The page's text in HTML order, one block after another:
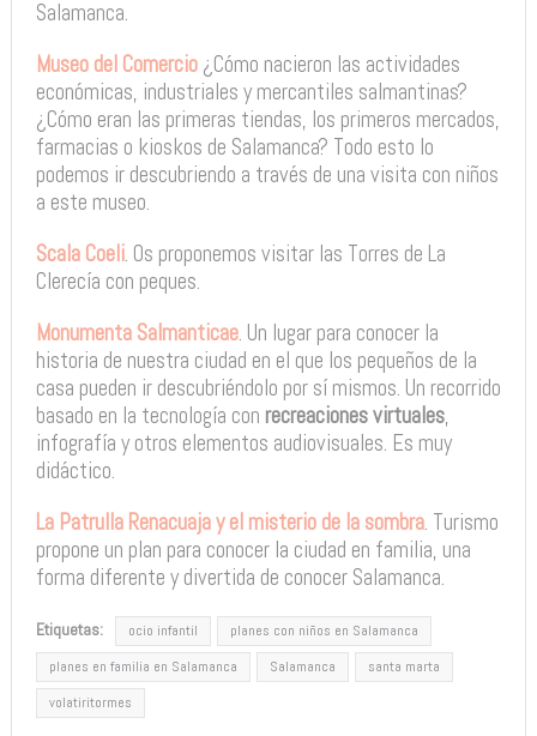
Salamanca.
Museo del Comercio¿Cómo nacieron las actividades
económicas, industriales y mercantiles salmantinas?
¿Cómo eran las primeras tiendas, los primeros mercados,
farmacias o kioskos de Salamanca? Todo esto lo
podemos ir descubriendo a través de una visita con niños
a este museo.
Scala Coeli. Os proponemos visitar las Torres de La
Clerecía con peques.
Monumenta Salmanticae. Un lugar para conocer la
historia de nuestra ciudad en el que los pequeños de la
casa pueden ir descubriéndolo por sí mismos. Un recorrido
basado en la tecnología con recreaciones virtuales,
infografía y otros elementos audiovisuales. Es muy
didáctico.
La Patrulla Renacuaja y el misterio de la sombra. Turismo
propone un plan para conocer la ciudad en familia, una
forma diferente y divertida de conocer Salamanca.
Etiquetas: ocio infantil
planes con niños en Salamanca
planes en familia en Salamanca
Salamanca
santa marta
volatiritormes